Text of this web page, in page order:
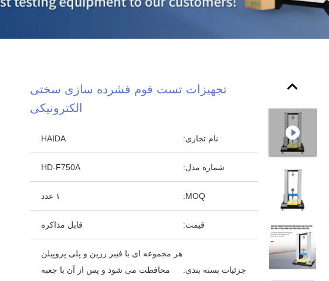
تجهیزات تست فوم فشرده سازی سختی
الکترونیکی
نام تجاری: HAIDA
شماره مدل: HD-F750A
MOQ: ۱ عدد
قیمت: قابل مذاکره
جزئیات بسته بندی:
هر مجموعه ای با فیبر رزین و پلی پروپیلن
محافظت می شود و پس از آن با جعبه